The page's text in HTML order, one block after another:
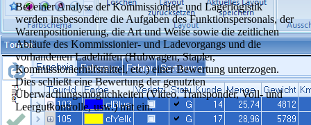
Bei einer Analyse der Kommissionier- und Lagerlogistik
werden insbesondere die Aufgaben des Funktionspersonals, der
Warenpositionierung, die Art und Weise sowie die zeitlichen
Abläufe des Kommissionier- und Ladevorgangs und die
vorhandenen Ladehilfen (Hubwagen, Stapler,
Kommissionierhilfsmittel, etc.) einer Bewertung unterzogen.
Dies schließt eine Bewertung der genutzten
Überwachungsmöglichkeiten (Video, Transponder, Voll- und
Leergutkontrolle, usw.) mit ein.